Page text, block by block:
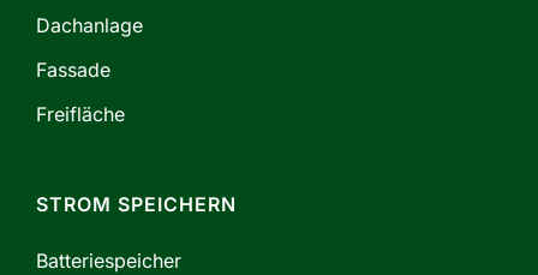
Dachanlage
Fassade
Freifläche
STROM SPEICHERN
Batteriespeicher